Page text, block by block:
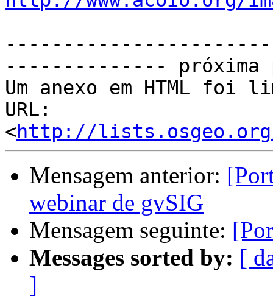
--------------
Um anexo em HTML foi
URL:
<http://lists.osgeo.org/
Mensagem anterior:
webinar de gvSIG
Mensagem seguinte:
Messages sorted by: [
]